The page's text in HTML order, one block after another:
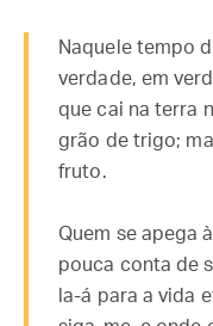
Naquele tempo
verdade, em
que cai na terra
grão de trigo;
fruto.
Quem se apega
pouca conta de
la-á para a vida